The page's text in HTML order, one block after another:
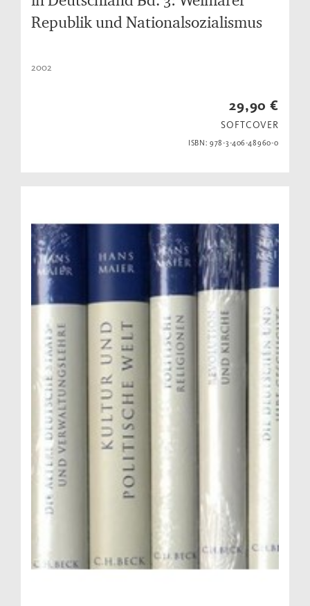
Republik und Nationalsozialismus
2002
29,90 €
SOFTCOVER
ISBN: 978-3-406-48960-0